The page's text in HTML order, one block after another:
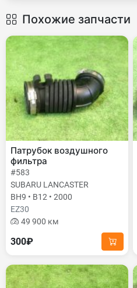
Похожие запчасти
Патрубок воздушного
фильтра
#583
SUBARU LANCASTER
BH9 • B12 • 2000
EZ30
49 900 км
300₽